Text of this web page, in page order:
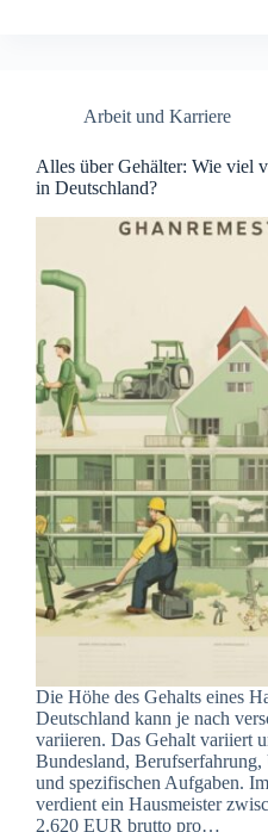
Arbeit und Karriere
Alles über Gehälter: Wie viel
in Deutschland?
Die Höhe des Gehalts eines
Deutschland kann je nach
variieren. Das Gehalt variiert
Bundesland, Berufserfahrung,
und spezifischen Aufgaben.
verdient ein Hausmeister
2.620 EUR brutto pro…